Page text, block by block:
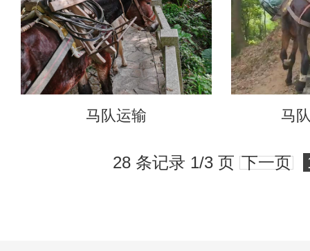
马队运输 马
28 条记录 1/3 页 下一页